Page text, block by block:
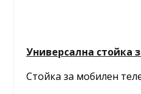
Универсална стойка
Стойка за мобилен